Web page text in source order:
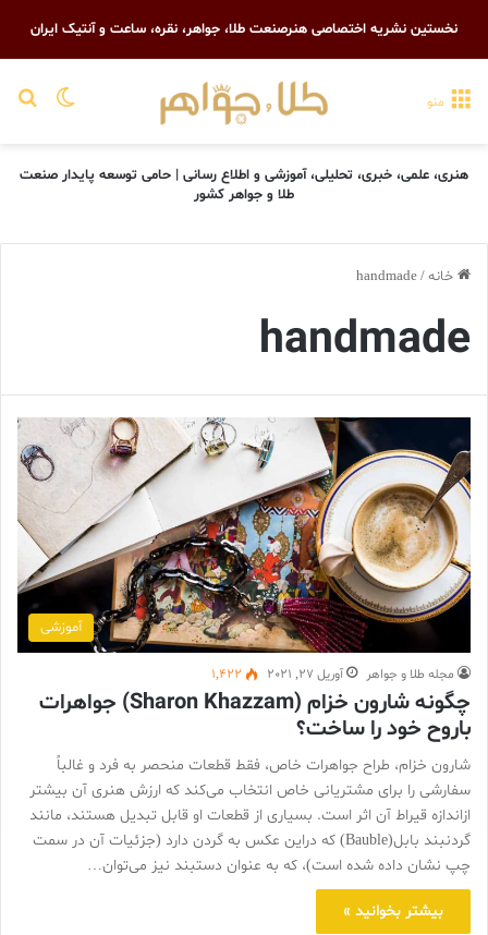
نخستین نشریه اختصاصی هنرصنعت طلا، جواهر، نقره، ساعت و آنتیک ایران
تغییر منو
هنری، علمی، خبری، تحلیلی، آموزشی و اطلاع رسانی | حامی توسعه پایدار صنعت
طلا و جواهر کشور
خانه/
handmade
handmade
آموزشی
مجله طلا و جواهر آوریل 27, 2021 1,422
چگونه شارون خزام (Sharon Khazzam) جواهرات
باروح خود را ساخت؟
شارون خزام، طراح جواهرات خاص، فقط قطعات منحصر به فرد و غالباً
سفارشی را برای مشتریانی خاص انتخاب می‌کند که ارزش هنری آن بیشتر
ازاندازه قیراط آن اثر است. بسیاری از قطعات او قابل تبدیل هستند، مانند
گردنبند بابل(Bauble) که دراین عکس به گردن دارد (جزئیات آن در سمت
چپ نشان داده شده است)، که به عنوان دستبند نیز می‌توان…
بیشتر بخوانید »